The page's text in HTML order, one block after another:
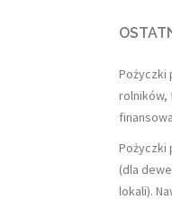
Pożyczki
rolników,
Pożyczki
(dla
lokali).